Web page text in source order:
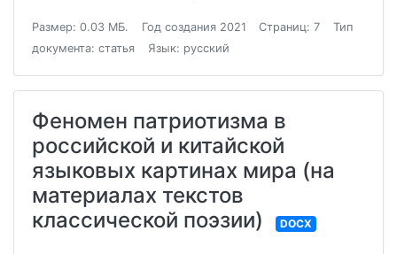
Размер: 0.03 МБ. Год создания 2021 Страниц: 7
Тип
документа: статья
Язык: русский
Феномен патриотизма в
российской и китайской
языковых картинах мира (на
материалах текстов
классической поэзии)
DOCX